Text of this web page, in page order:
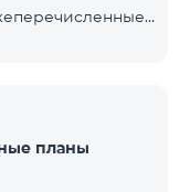
вещания.
планы